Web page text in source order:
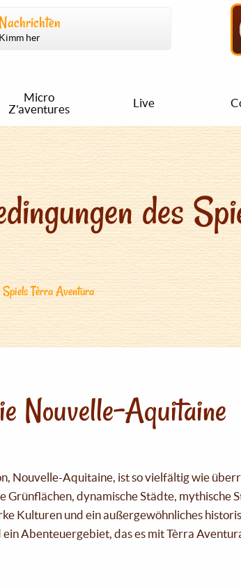
Nachrichten
Kimm her
Micro
Z'aventures
Live
des
Spiels Tèrra Aventura
Nouvelle-Aquitaine
Nouvelle-Aquitaine, ist so vielfältig wie
Grünflächen, dynamische Städte, mythische
Kulturen und ein außergewöhnliches
ein Abenteuergebiet, das es mit Tèrra